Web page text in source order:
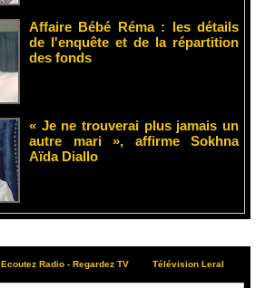
Affaire Bébé Réma : les détails
de l'enquête et de la répartition
des fonds
« Je ne trouverai plus jamais un
autre mari », affirme Sokhna
Aïda Diallo
Ecoutez Radio - Regardez TV Télévision Leral